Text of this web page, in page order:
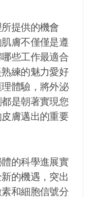
提供的機會
膚不僅僅是遵
些工作最適合
練的魅力愛好
體驗，將外泌
是朝著實現您
膚邁出的重要
的科學進展實
的機遇，突出
和細胞信號分